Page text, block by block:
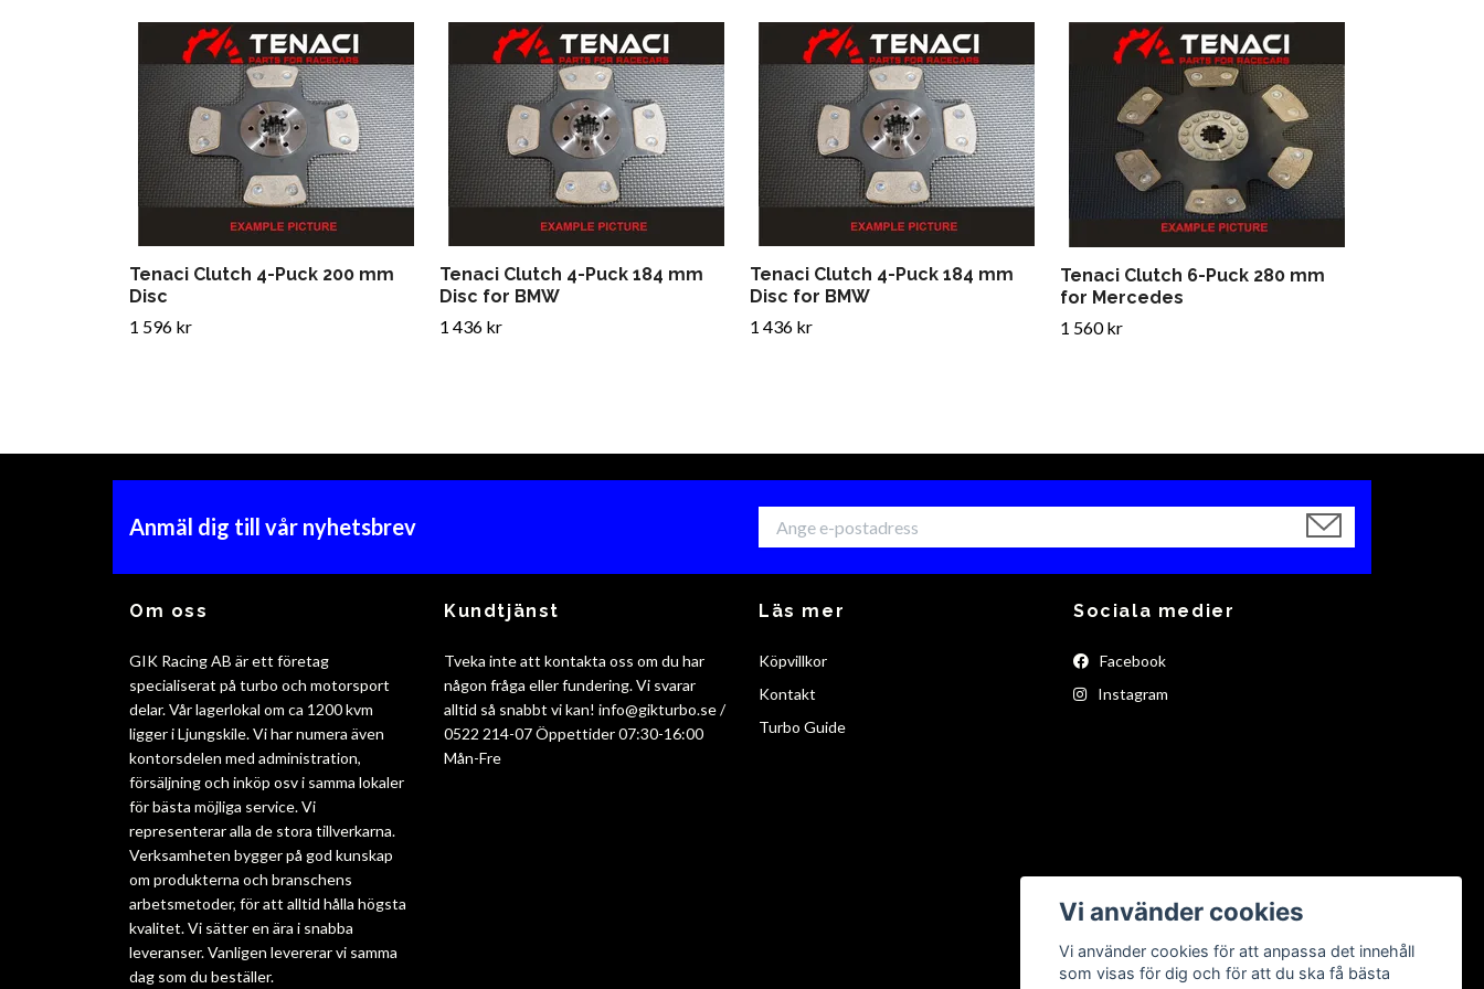
Tenaci Clutch 4-Puck 200 mm
Disc
1 596 kr
Tenaci Clutch 4-Puck 184 mm
Disc for BMW
1 436 kr
Tenaci Clutch 4-Puck 184 mm
Disc for BMW
1 436 kr
Tenaci Clutch 6-Puck 280 mm
for Mercedes
1 560 kr
Anmäl dig till vår nyhetsbrev
Om oss
GIK Racing AB är ett företag
specialiserat på turbo och motorsport
delar. Vår lagerlokal om ca 1200 kvm
ligger i Ljungskile. Vi har numera även
kontorsdelen med administration,
försäljning och inköp osv i samma lokaler
för bästa möjliga service. Vi
representerar alla de stora tillverkarna.
Verksamheten bygger på god kunskap
om produkterna och branschens
arbetsmetoder, för att alltid hålla högsta
kvalitet. Vi sätter en ära i snabba
leveranser. Vanligen levererar vi samma
dag som du beställer.
Kundtjänst
Tveka inte att kontakta oss om du har
någon fråga eller fundering. Vi svarar
alltid så snabbt vi kan! info@gikturbo.se/
0522 214-07 Öppettider 07:30-16:00
Mån-Fre
Läs mer
Köpvillkor
Kontakt
Turbo Guide
Sociala medier
Facebook
Instagram
Vi använder cookies
Vi använder cookies för att anpassa det innehåll
som visas för dig och för att du ska få bästa